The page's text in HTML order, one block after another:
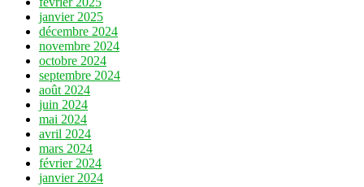
janvier 2025
décembre 2024
novembre 2024
octobre 2024
septembre 2024
août 2024
juin 2024
mai 2024
avril 2024
mars 2024
février 2024
janvier 2024